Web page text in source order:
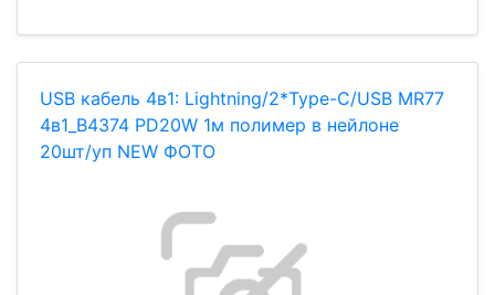
USB кабель 4в1: Lightning/2*Type-C/USB MR77
4в1_B4374 PD20W 1м полимер в нейлоне
20шт/уп NEW ФОТО